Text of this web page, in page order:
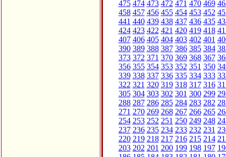
475 474 473 472 471 470 469
458 457 456 455 454 453 452
441 440 439 438 437 436 435
424 423 422 421 420 419 418
407 406 405 404 403 402 401
390 389 388 387 386 385 384
373 372 371 370 369 368 367
356 355 354 353 352 351 350
339 338 337 336 335 334 333
322 321 320 319 318 317 316
305 304 303 302 301 300 299
288 287 286 285 284 283 282
271 270 269 268 267 266 265
254 253 252 251 250 249 248
237 236 235 234 233 232 231
220 219 218 217 216 215 214
203 202 201 200 199 198 197